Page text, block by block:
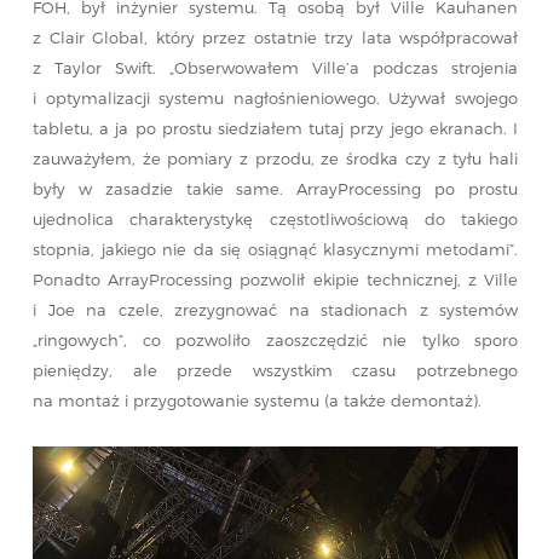
FOH, był inżynier systemu. Tą osobą był Ville Kauhanen
z Clair Global, który przez ostatnie trzy lata współpracował
z Taylor Swift. „Obserwowałem Ville’a podczas strojenia
i optymalizacji systemu nagłośnieniowego. Używał swojego
tabletu, a ja po prostu siedziałem tutaj przy jego ekranach. I
zauważyłem, że pomiary z przodu, ze środka czy z tyłu hali
były w zasadzie takie same. ArrayProcessing po prostu
ujednolica charakterystykę częstotliwościową do takiego
stopnia, jakiego nie da się osiągnąć klasycznymi metodami”.
Ponadto ArrayProcessing pozwolił ekipie technicznej, z Ville
i Joe na czele, zrezygnować na stadionach z systemów
„ringowych”, co pozwoliło zaoszczędzić nie tylko sporo
pieniędzy, ale przede wszystkim czasu potrzebnego
na montaż i przygotowanie systemu (a także demontaż).